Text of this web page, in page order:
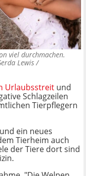
viel durchmachen.
Lewis /
Urlaubsstreit und
Schlagzeilen
Tierpflegern
ein neues
Tierheim auch
der Tiere dort sind